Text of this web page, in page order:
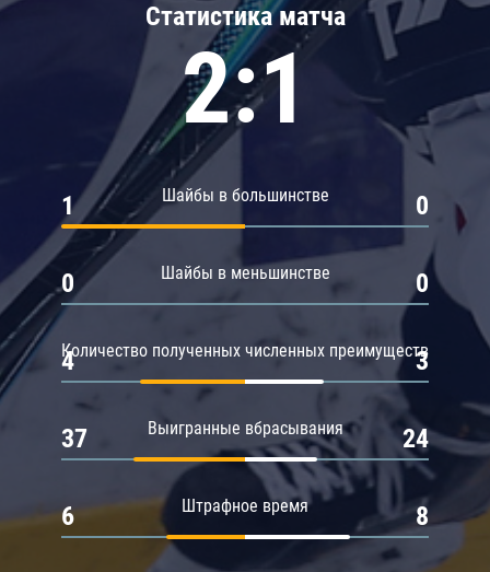
Статистика матча
2:1
Шайбы в большинстве
1 0
Шайбы в меньшинстве
0 0
Количество полученных численных преимуществ
4 3
Выигранные вбрасывания
37 24
Штрафное время
6 8